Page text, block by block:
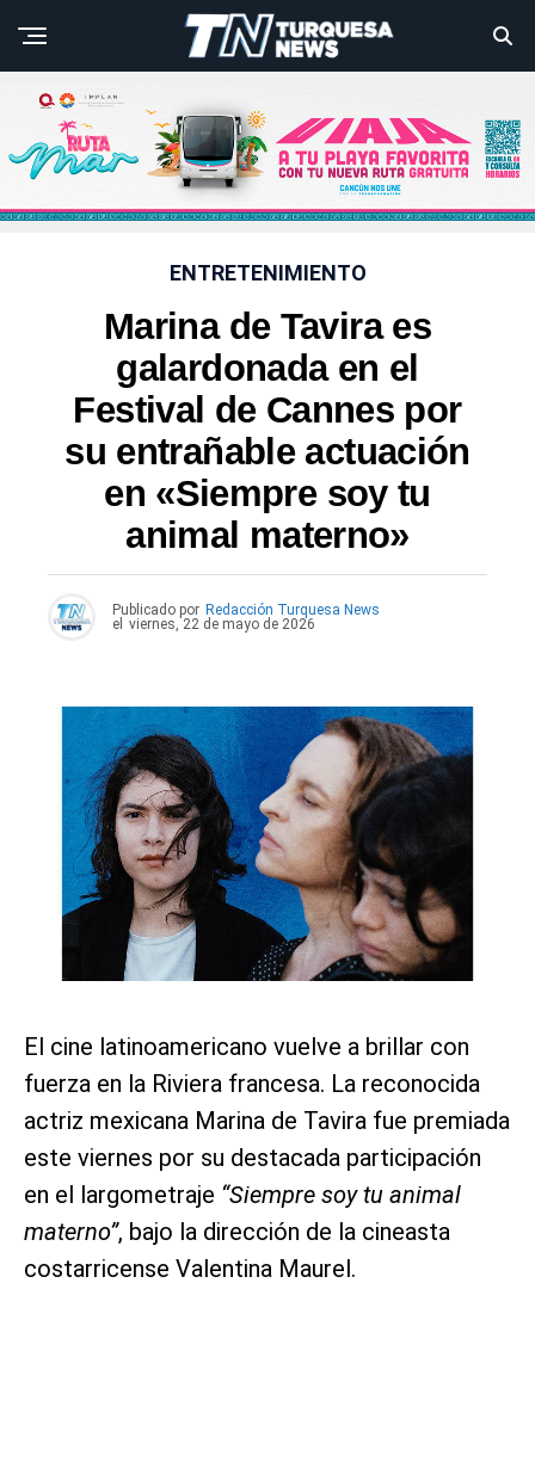
ENTRETENIMIENTO
Marina de Tavira es
galardonada en el
Festival de Cannes por
su entrañable actuación
en «Siempre soy tu
animal materno»
Publicado por Redacción Turquesa News
el viernes, 22 de mayo de 2026
El cine latinoamericano vuelve a brillar con
fuerza en la Riviera francesa. La reconocida
actriz mexicana Marina de Tavira fue premiada
este viernes por su destacada participación
en el largometraje “Siempre soy tu animal
materno”, bajo la dirección de la cineasta
costarricense Valentina Maurel.